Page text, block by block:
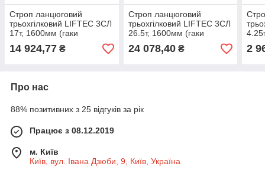
Строп ланцюговий
трьохгілковий LIFTEC 3СЛ
17т, 1600мм (гаки
14 924,77 ₴
Строп ланцюговий
трьохгілковий LIFTEC 3СЛ
26.5т, 1600мм (гаки
24 078,40₴ 2
Про нас
88% позитивних з 25 відгуків за рік
Працює з 08.12.2019
м. Київ
Київ, вул. Івана Дзюби, 9, Київ, Україна